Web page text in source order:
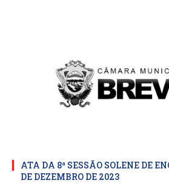
ATA DA 8ª SESSÃO SOLENE DE
DE DEZEMBRO DE 2023